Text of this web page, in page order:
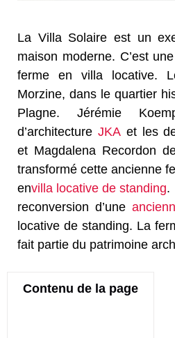
La Villa Solaire est un
maison moderne. C’est
ferme en villa locative.
Morzine, dans le quartier
Plagne. Jérémie
d’architecture JKAet les
et Magdalena Recordon
transformé cette ancienne
envilla locative de standing.
reconversion d’une
locative de standing. La
fait partie du patrimoine
Contenu de la page